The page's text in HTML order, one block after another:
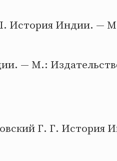
История Индии. —
— М.:
Г. Г. История